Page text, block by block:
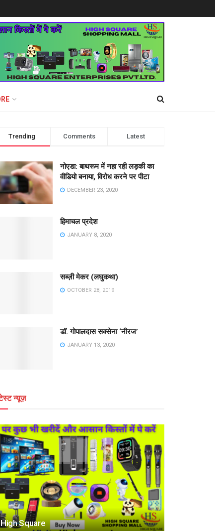
Trending Comments Latest
नोएडा: बाथरूम में नहा रही लड़की का
वीडियो बनाया, विरोध करने पर पीटा
DECEMBER 23, 2020
हिमाचल प्रदेश
JANUARY 8, 2020
सब्ज़ी मेकर (लघुकथा)
OCTOBER 28, 2019
डॉ. गोपालदास सक्सेना ‘नीरज’
JANUARY 13, 2020
न्यूज़
High Square